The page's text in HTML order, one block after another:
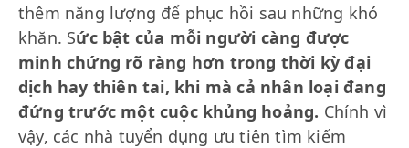
thêm năng lượng để phục hồi sau những khó
khăn. Sức bật của mỗi người càng được
minh chứng rõ ràng hơn trong thời kỳ đại
dịch hay thiên tai, khi mà cả nhân loại đang
đứng trước một cuộc khủng hoảng. Chính vì
vậy, các nhà tuyển dụng ưu tiên tìm kiếm